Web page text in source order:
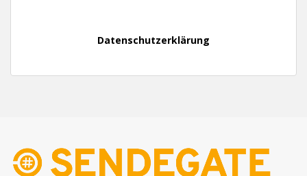
Datenschutzerklärung